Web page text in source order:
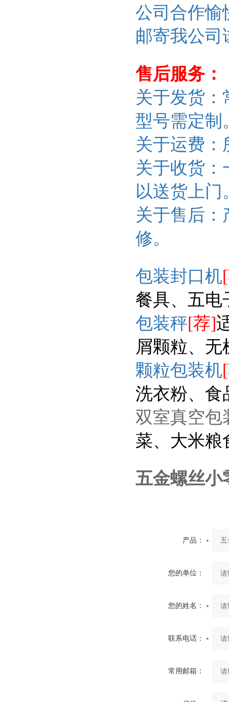
公司合作愉
邮寄我公司
售后服务：
关于发货：
型号需定制
关于运费：
关于收货：
以送货上门
关于售后：
修。
包装封口机
餐具、五电
包装秤[荐]
屑颗粒、无
颗粒包装机
洗衣粉、食
双室真空包
菜、大米粮
五金螺丝小
产品：
您的单位：
您的姓名：
联系电话：
常用邮箱：